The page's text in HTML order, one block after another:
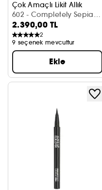
Çok Amaçlı Likit Allık
602 - Completely Sepia (6
ml)
2.390,00 TL
2
9 seçenek mevcuttur
Ekle